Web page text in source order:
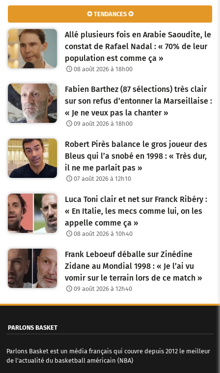
✪ TENDANCES ✪
Allé plusieurs fois en Arabie Saoudite, le
constat de Rafael Nadal : « 70% de leur
population est comme ça »
08 août 2026 à 18h00
Fabien Barthez (87 sélections) très clair
sur son refus d’entonner la Marseillaise :
« Je ne veux pas la chanter »
09 août 2026 à 18h00
Robert Pirès balance le gros joueur des
Bleus qui l’a snobé en 1998 : « Très dur,
il ne me parlait pas »
07 août 2026 à 12h10
Luca Toni clair et net sur Franck Ribéry :
« En Italie, les mecs comme lui, on les
appelle comme ça »
08 août 2026 à 10h40
Frank Leboeuf déballe sur Zinédine
Zidane au Mondial 1998 : « Je l’ai vu
vomir sur le terrain lors de ce match »
09 août 2026 à 12h40
PARLONS BASKET
Parlons Basket est un média français qui couvre depuis 2012 le meilleur
de l'actualité du basketball américain (NBA)